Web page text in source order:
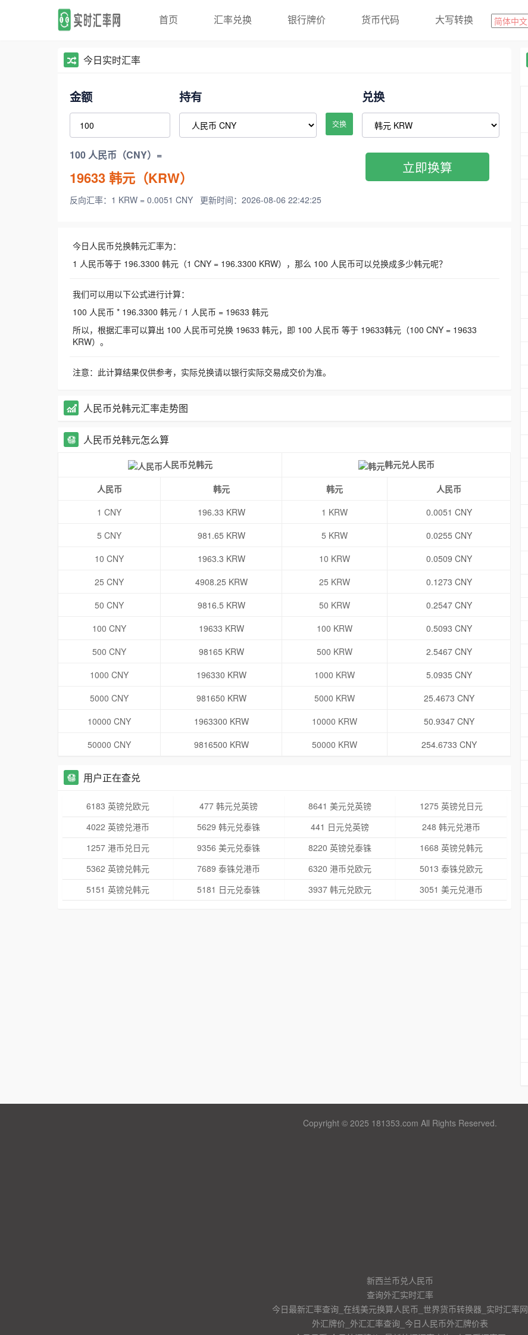
首页 汇率兑换 银行牌价 货币代码 大写转换
今日实时汇率
金额 持有
交换
兑换
100 人民币（CNY）=
19633韩元（KRW）
反向汇率：1 KRW = 0.0051 CNY 更新时间：2026-08-06 22:42:25
立即换算
今日人民币兑换韩元汇率为：
1 人民币等于 196.3300 韩元（1 CNY = 196.3300 KRW），那么 100 人民币可以兑换成多少韩元呢？
我们可以用以下公式进行计算：
100 人民币 * 196.3300 韩元 / 1 人民币 = 19633 韩元
所以，根据汇率可以算出 100 人民币可兑换 19633 韩元，即 100 人民币 等于 19633韩元（100 CNY = 19633
KRW）。
注意：此计算结果仅供参考，实际兑换请以银行实际交易成交价为准。
人民币兑韩元汇率走势图
人民币兑韩元怎么算
人民币兑韩元 韩元兑人民币
人民币 韩元 韩元
人民币
1 CNY
196.33 KRW 1 KRW
0.0051 CNY
5 CNY
981.65 KRW 5 KRW
0.0255 CNY
10 CNY
1963.3 KRW 10 KRW
0.0509 CNY
25 CNY
4908.25 KRW 25 KRW
0.1273 CNY
50 CNY
9816.5 KRW 50 KRW
0.2547 CNY
100 CNY
19633 KRW 100 KRW
0.5093 CNY
500 CNY
98165 KRW 500 KRW
2.5467 CNY
1000 CNY
196330 KRW 1000 KRW
5.0935 CNY
5000 CNY
981650 KRW 5000 KRW
25.4673 CNY
10000 CNY
1963300 KRW 10000 KRW
50.9347 CNY
50000 CNY
9816500 KRW 50000 KRW 254.6733 CNY
用户正在查兑
6183 英镑兑欧元 477 韩元兑英镑 8641 美元兑英镑
1275 英镑兑日元
4022 英镑兑港币
5629 韩元兑泰铢 441 日元兑英镑
248 韩元兑港币
1257 港币兑日元
9356 美元兑泰铢 8220 英镑兑泰铢
1668 英镑兑韩元
5362 英镑兑韩元
7689 泰铢兑港币 6320 港币兑欧元
5013 泰铢兑欧元
5151 英镑兑韩元
5181 日元兑泰铢 3937 韩元兑欧元 3051 美元兑港币
Copyright © 2025 181353.com All Rights Reserved.
新西兰币兑人民币
查询外汇实时汇率
今日最新汇率查询_在线美元换算人民币_世界货币转换器_实时汇率网
外汇牌价_外汇汇率查询_今日人民币外汇牌价表